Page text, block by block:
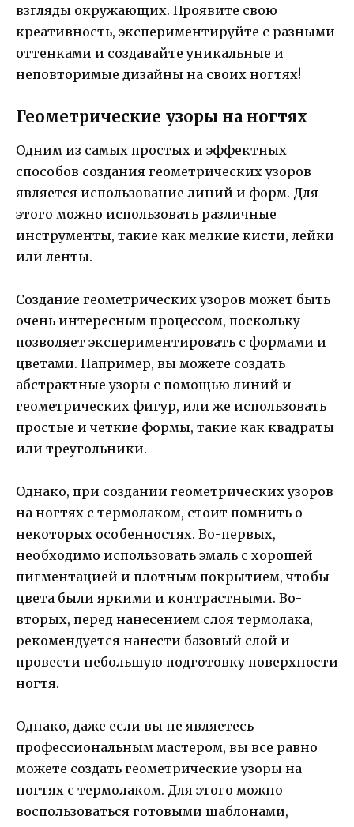
взгляды окружающих. Проявите свою
креативность, экспериментируйте с разными
оттенками и создавайте уникальные и
неповторимые дизайны на своих ногтях!
Геометрические узоры на ногтях
Одним из самых простых и эффектных
способов создания геометрических узоров
является использование линий и форм. Для
этого можно использовать различные
инструменты, такие как мелкие кисти, лейки
или ленты.
Создание геометрических узоров может быть
очень интересным процессом, поскольку
позволяет экспериментировать с формами и
цветами. Например, вы можете создать
абстрактные узоры с помощью линий и
геометрических фигур, или же использовать
простые и четкие формы, такие как квадраты
или треугольники.
Однако, при создании геометрических узоров
на ногтях с термолаком, стоит помнить о
некоторых особенностях. Во-первых,
необходимо использовать эмаль с хорошей
пигментацией и плотным покрытием, чтобы
цвета были яркими и контрастными. Во-
вторых, перед нанесением слоя термолака,
рекомендуется нанести базовый слой и
провести небольшую подготовку поверхности
ногтя.
Однако, даже если вы не являетесь
профессиональным мастером, вы все равно
можете создать геометрические узоры на
ногтях с термолаком. Для этого можно
воспользоваться готовыми шаблонами,